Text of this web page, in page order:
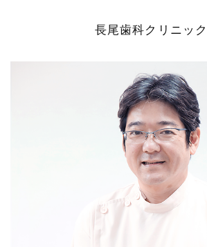
長尾歯科クリニッ